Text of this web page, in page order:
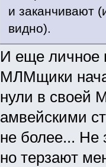
и заканчивают
видно).
И еще личное
МЛМщики
нули в своей
амвейскими
не более... Не
но терзают